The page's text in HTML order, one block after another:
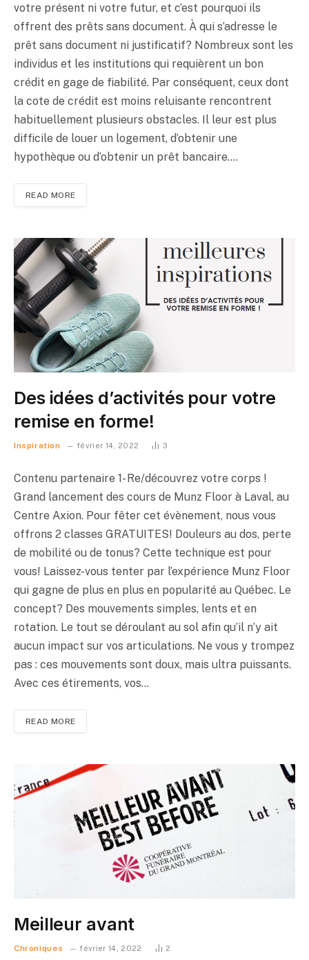
votre présent ni votre futur, et c’est pourquoi ils
offrent des prêts sans document. À qui s’adresse le
prêt sans document ni justificatif? Nombreux sont les
individus et les institutions qui requièrent un bon
crédit en gage de fiabilité. Par conséquent, ceux dont
la cote de crédit est moins reluisante rencontrent
habituellement plusieurs obstacles. Il leur est plus
difficile de louer un logement, d’obtenir une
hypothèque ou d’obtenir un prêt bancaire.…
READ MORE
Des idées d’activités pour votre
remise en forme!
Inspiration février 14, 2022 3
Contenu partenaire 1- Re/découvrez votre corps !
Grand lancement des cours de Munz Floor à Laval, au
Centre Axion. Pour fêter cet évènement, nous vous
offrons 2 classes GRATUITES! Douleurs au dos, perte
de mobilité ou de tonus? Cette technique est pour
vous! Laissez-vous tenter par l’expérience Munz Floor
qui gagne de plus en plus en popularité au Québec. Le
concept? Des mouvements simples, lents et en
rotation. Le tout se déroulant au sol afin qu’il n’y ait
aucun impact sur vos articulations. Ne vous y trompez
pas : ces mouvements sont doux, mais ultra puissants.
Avec ces étirements, vos…
READ MORE
Meilleur avant
Chroniques février 14, 2022 2